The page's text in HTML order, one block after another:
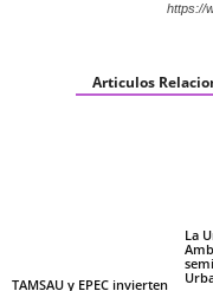
https://
Articulos
TAMSAU y EPEC invierten
La